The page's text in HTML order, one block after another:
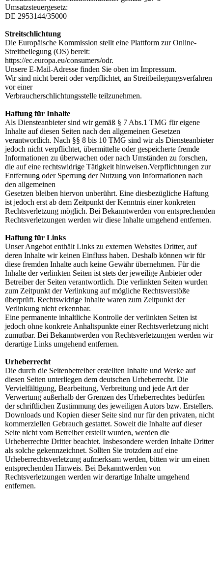
Umsatzsteuergesetz:
DE 2953144/35000
Streitschlichtung
Die Europäische Kommission stellt eine Plattform zur Online-
Streitbeilegung (OS) bereit:
https://ec.europa.eu/consumers/odr.
Unsere E-Mail-Adresse finden Sie oben im Impressum.
Wir sind nicht bereit oder verpflichtet, an Streitbeilegungsverfahren
vor einer
Verbraucherschlichtungsstelle teilzunehmen.
Haftung für Inhalte
Als Diensteanbieter sind wir gemäß § 7 Abs.1 TMG für eigene
Inhalte auf diesen Seiten nach den allgemeinen Gesetzen
verantwortlich. Nach §§ 8 bis 10 TMG sind wir als Diensteanbieter
jedoch nicht verpflichtet, übermittelte oder gespeicherte fremde
Informationen zu überwachen oder nach Umständen zu forschen,
die auf eine rechtswidrige Tätigkeit hinweisen.Verpflichtungen zur
Entfernung oder Sperrung der Nutzung von Informationen nach
den allgemeinen
Gesetzen bleiben hiervon unberührt. Eine diesbezügliche Haftung
ist jedoch erst ab dem Zeitpunkt der Kenntnis einer konkreten
Rechtsverletzung möglich. Bei Bekanntwerden von entsprechenden
Rechtsverletzungen werden wir diese Inhalte umgehend entfernen.
Haftung für Links
Unser Angebot enthält Links zu externen Websites Dritter, auf
deren Inhalte wir keinen Einfluss haben. Deshalb können wir für
diese fremden Inhalte auch keine Gewähr übernehmen. Für die
Inhalte der verlinkten Seiten ist stets der jeweilige Anbieter oder
Betreiber der Seiten verantwortlich. Die verlinkten Seiten wurden
zum Zeitpunkt der Verlinkung auf mögliche Rechtsverstöße
überprüft. Rechtswidrige Inhalte waren zum Zeitpunkt der
Verlinkung nicht erkennbar.
Eine permanente inhaltliche Kontrolle der verlinkten Seiten ist
jedoch ohne konkrete Anhaltspunkte einer Rechtsverletzung nicht
zumutbar. Bei Bekanntwerden von Rechtsverletzungen werden wir
derartige Links umgehend entfernen.
Urheberrecht
Die durch die Seitenbetreiber erstellten Inhalte und Werke auf
diesen Seiten unterliegen dem deutschen Urheberrecht. Die
Vervielfältigung, Bearbeitung, Verbreitung und jede Art der
Verwertung außerhalb der Grenzen des Urheberrechtes bedürfen
der schriftlichen Zustimmung des jeweiligen Autors bzw. Erstellers.
Downloads und Kopien dieser Seite sind nur für den privaten, nicht
kommerziellen Gebrauch gestattet. Soweit die Inhalte auf dieser
Seite nicht vom Betreiber erstellt wurden, werden die
Urheberrechte Dritter beachtet. Insbesondere werden Inhalte Dritter
als solche gekennzeichnet. Sollten Sie trotzdem auf eine
Urheberrechtsverletzung aufmerksam werden, bitten wir um einen
entsprechenden Hinweis. Bei Bekanntwerden von
Rechtsverletzungen werden wir derartige Inhalte umgehend
entfernen.